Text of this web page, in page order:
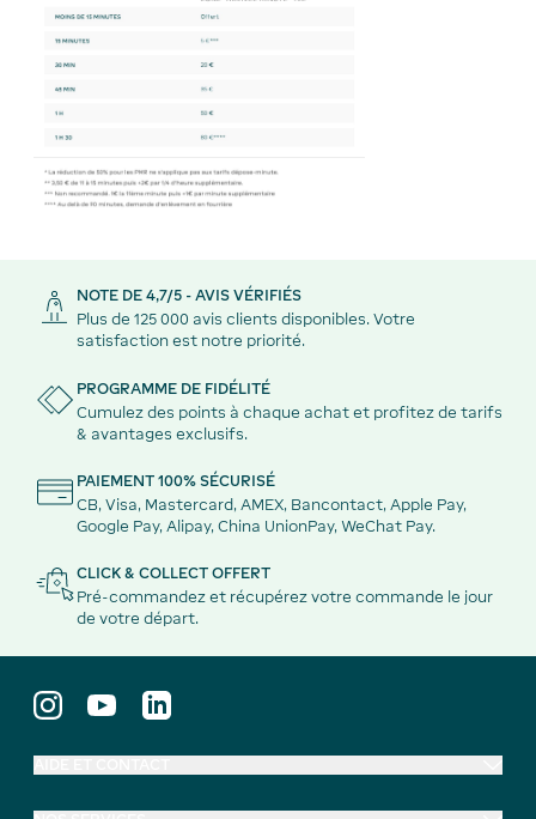
NOTE DE 4,7/5 - AVIS VÉRIFIÉS
Plus de 125 000 avis clients disponibles. Votre
satisfaction est notre priorité.
PROGRAMME DE FIDÉLITÉ
Cumulez des points à chaque achat et profitez de tarifs
& avantages exclusifs.
PAIEMENT 100% SÉCURISÉ
CB, Visa, Mastercard, AMEX, Bancontact, Apple Pay,
Google Pay, Alipay, China UnionPay, WeChat Pay.
CLICK & COLLECT OFFERT
Pré-commandez et récupérez votre commande le jour
de votre départ.